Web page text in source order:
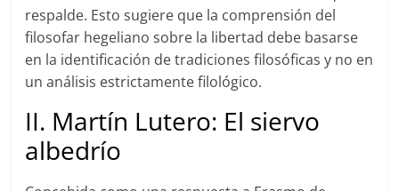
respalde. Esto sugiere que la comprensión del
filosofar hegeliano sobre la libertad debe basarse
en la identificación de tradiciones filosóficas y no en
un análisis estrictamente filológico.
II. Martín Lutero: El siervo
albedrío